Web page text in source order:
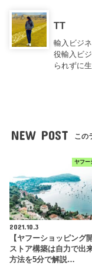
TT
輸入ビジ
役輸入ビ
られずに
NEW POST この
ヤフー
2021.10.3
【ヤフーショッピング
ストア構築は自力で出
方法を5分で解説…